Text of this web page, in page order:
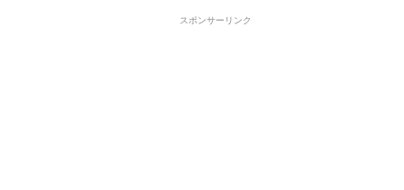
スポンサーリンク